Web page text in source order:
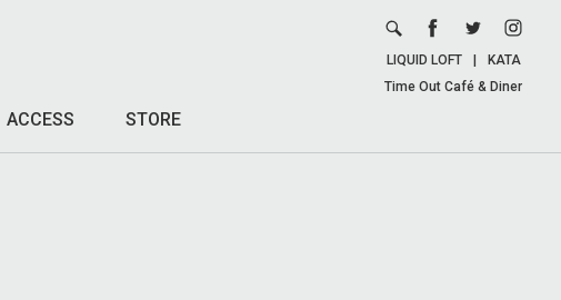
ACCESS STORE
LIQUID LOFT
KATA
Time Out Café & Diner